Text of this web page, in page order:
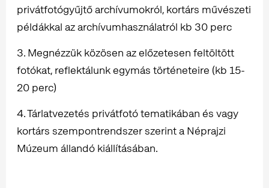
privátfotógyűjtő archívumokról, kortárs művészeti
példákkal az archívumhasználatról kb 30 perc
3. Megnézzük közösen az előzetesen feltöltött
fotókat, reflektálunk egymás történeteire (kb 15-
20 perc)
4. Tárlatvezetés privátfotó tematikában és vagy
kortárs szempontrendszer szerint a Néprajzi
Múzeum állandó kiállításában.